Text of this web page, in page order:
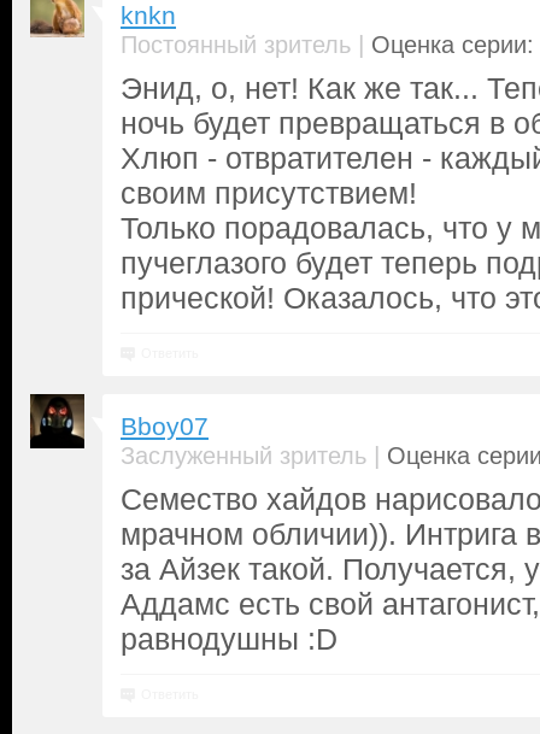
knkn
Постоянный зритель | Оценка серии:
Энид, о, нет! Как же так...
ночь будет превращаться в
Хлюп - отвратителен -
своим присутствием!
Только порадовалась, что у
пучеглазого будет теперь
прической! Оказалось, что
Bboy07
Заслуженный зритель | Оценка
Семество хайдов
мрачном обличии)). Интрига
за Айзек такой. Получается,
Аддамс есть свой
равнодушны :D